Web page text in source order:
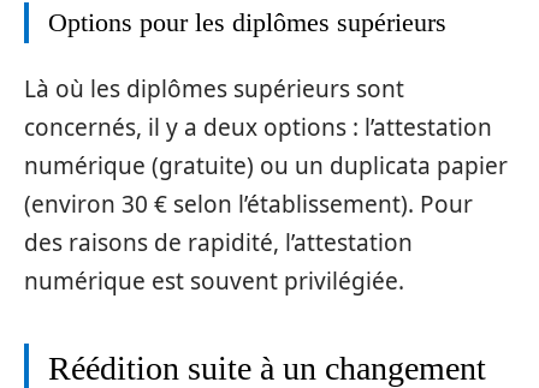
Options pour les diplômes supérieurs
Là où les diplômes supérieurs sont
concernés, il y a deux options : l’attestation
numérique (gratuite) ou un duplicata papier
(environ 30 € selon l’établissement). Pour
des raisons de rapidité, l’attestation
numérique est souvent privilégiée.
Réédition suite à un changement